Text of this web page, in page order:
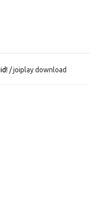
/joiplay download